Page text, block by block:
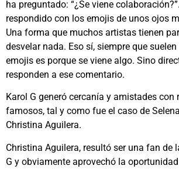
ha preguntado: “¿Se viene
respondido con los emojis de unos ojos
Una forma que muchos artistas tienen
desvelar nada. Eso sí, siempre que
emojis es porque se viene algo. Sino
responden a ese comentario.
Karol G generó cercanía y amistades con
famosos, tal y como fue el caso de
Christina Aguilera.
Christina Aguilera, resultó ser una fan de
G y obviamente aprovechó la